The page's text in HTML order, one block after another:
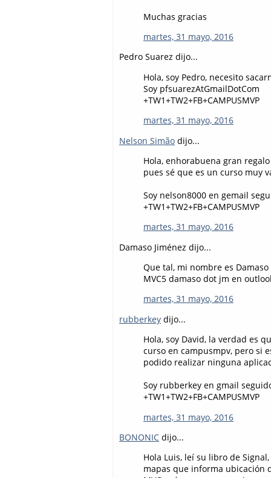
Muchas gracias
martes, 31 mayo, 2016
Pedro Suarez dijo...
Hola, soy Pedro, necesito
Soy pfsuarezAtGmailDotCom
+TW1+TW2+FB+CAMPUSMVP
martes, 31 mayo, 2016
Nelson Simão dijo...
Hola, enhorabuena gran
pues sé que es un curso muy
Soy nelson8000 en gemail
+TW1+TW2+FB+CAMPUSMVP
martes, 31 mayo, 2016
Damaso Jiménez dijo...
Que tal, mi nombre es
MVC5 damaso dot jm en
martes, 31 mayo, 2016
rubberkey dijo...
Hola, soy David, la verdad es
curso en campusmpv, pero si
podido realizar ninguna
Soy rubberkey en gmail
+TW1+TW2+FB+CAMPUSMVP
martes, 31 mayo, 2016
BONONIC dijo...
Hola Luis, leí su libro de
mapas que informa ubicación